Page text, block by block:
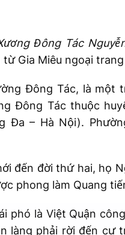
Đông Tác
Gia Miêu ngoại
Đông Tác, là một
Đông Tác thuộc
Đa – Hà Nội).
đến đời thứ hai, họ
phong làm Quang
phó là Việt Quận
làng phải rời đến cư